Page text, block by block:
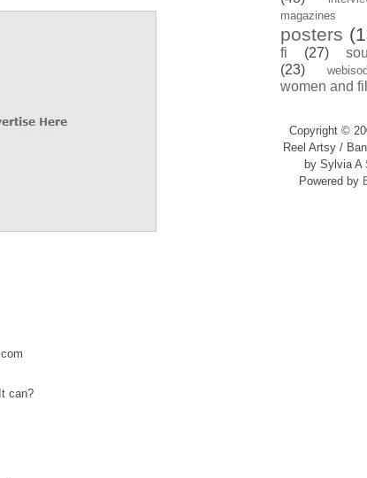
can?
magazines
posters
fi
(27)
(23)
women and
Copyright ©
Reel Artsy /
by Sylvia A
Powered by